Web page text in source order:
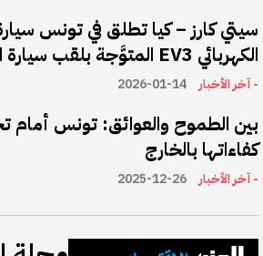
سيتي كارز – كيا تطلق في تونس
الكهربائي EV3 المتوَّجة بلقب سيارة العام عالميًا
- آخر الأخبار 2026-01-14
بين الطموح والعوائق: تونس أمام
كفاءاتها بالخارج
- آخر الأخبار 2025-12-26